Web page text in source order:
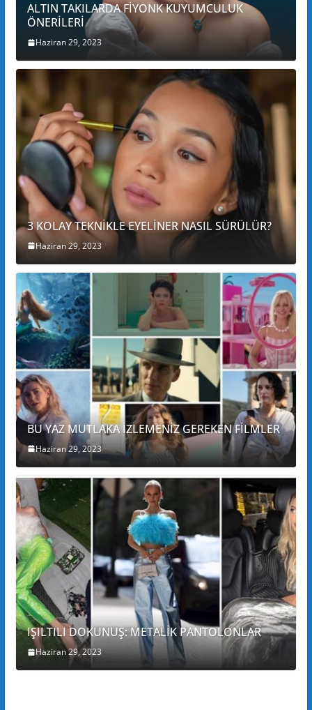
ALTIN TAKILARDA FİYONK KUYUMCULUK
ÖNERİLERİ
Haziran 29, 2023
3 KOLAY TEKNİKLE EYELİNER NASIL SÜRÜLÜR?
Haziran 29, 2023
BU YAZ MUTLAKA İZLEMENİZ GEREKEN FİLMLER
Haziran 29, 2023
IŞILTILI DOKUNUŞ: METALİK PANTOLONLAR
Haziran 29, 2023